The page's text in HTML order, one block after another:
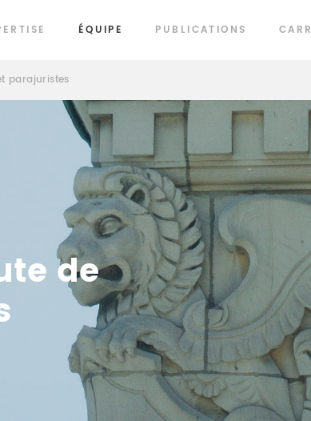
ÉQUIPE PUBLICATIONS
parajuristes
de